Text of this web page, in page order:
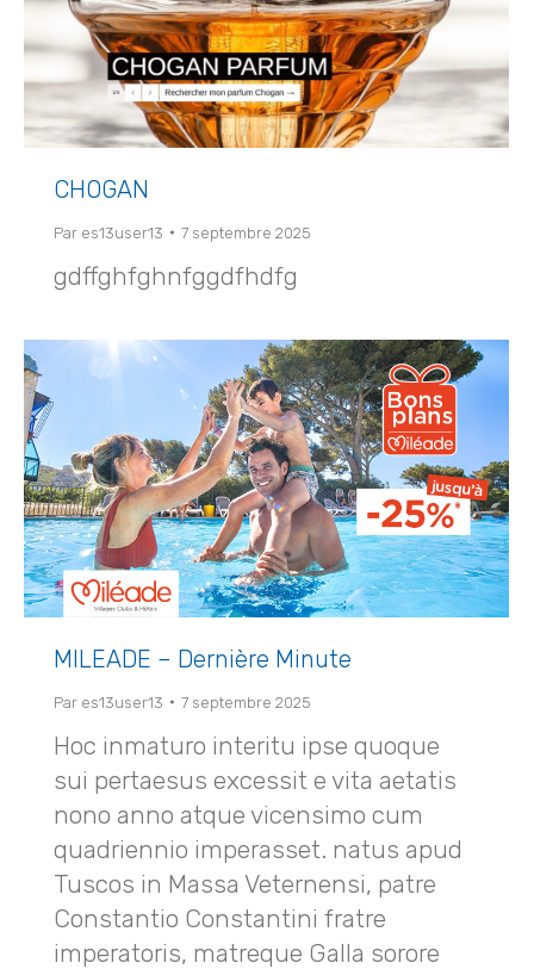
CHOGAN
Par es13user13 7 septembre 2025
gdffghfghnfggdfhdfg
MILEADE – Dernière Minute
Par es13user13 7 septembre 2025
Hoc inmaturo interitu ipse quoque
sui pertaesus excessit e vita aetatis
nono anno atque vicensimo cum
quadriennio imperasset. natus apud
Tuscos in Massa Veternensi, patre
Constantio Constantini fratre
imperatoris, matreque Galla sorore